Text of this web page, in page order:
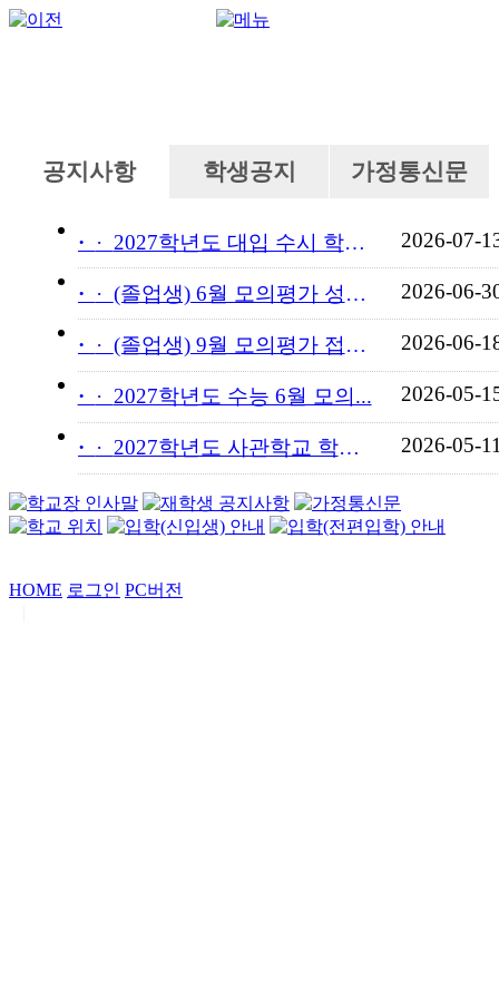
공지사항 학생공지 가정통신문
· 2027학년도 대입 수시 학교... 2026-07-
· (졸업생) 6월 모의평가 성적... 2026-06-
· (졸업생) 9월 모의평가 접수... 2026-06-
· 2027학년도 수능 6월 모의... 2026-05-
· 2027학년도 사관학교 학교장... 2026-05-
HOME 로그인 PC버전